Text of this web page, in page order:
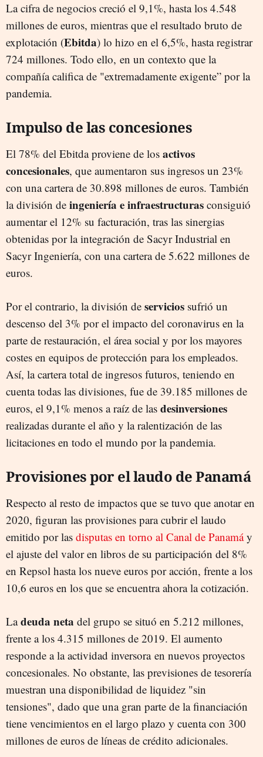
La cifra de negocios creció el 9,1%, hasta los 4.548
millones de euros, mientras que el resultado bruto de
explotación (Ebitda) lo hizo en el 6,5%, hasta registrar
724 millones. Todo ello, en un contexto que la
compañía califica de "extremadamente exigente” por la
pandemia.
Impulso de las concesiones
El 78% del Ebitda proviene de los activos
concesionales, que aumentaron sus ingresos un 23%
con una cartera de 30.898 millones de euros. También
la división de ingeniería e infraestructuras consiguió
aumentar el 12% su facturación, tras las sinergias
obtenidas por la integración de Sacyr Industrial en
Sacyr Ingeniería, con una cartera de 5.622 millones de
euros.
Por el contrario, la división de servicios sufrió un
descenso del 3% por el impacto del coronavirus en la
parte de restauración, el área social y por los mayores
costes en equipos de protección para los empleados.
Así, la cartera total de ingresos futuros, teniendo en
cuenta todas las divisiones, fue de 39.185 millones de
euros, el 9,1% menos a raíz de las desinversiones
realizadas durante el año y la ralentización de las
licitaciones en todo el mundo por la pandemia.
Provisiones por el laudo de Panamá
Respecto al resto de impactos que se tuvo que anotar en
2020, figuran las provisiones para cubrir el laudo
emitido por las disputas en torno al Canal de Panamáy
el ajuste del valor en libros de su participación del 8%
en Repsol hasta los nueve euros por acción, frente a los
10,6 euros en los que se encuentra ahora la cotización.
Ladeuda neta del grupo se situó en 5.212 millones,
frente a los 4.315 millones de 2019. El aumento
responde a la actividad inversora en nuevos proyectos
concesionales. No obstante, las previsiones de tesorería
muestran una disponibilidad de liquidez "sin
tensiones", dado que una gran parte de la financiación
tiene vencimientos en el largo plazo y cuenta con 300
millones de euros de líneas de crédito adicionales.